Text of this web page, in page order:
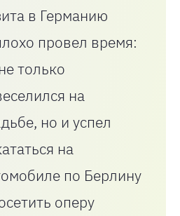
в Германию
провел время:
только
на
но и успел
на
по Берлину
оперу